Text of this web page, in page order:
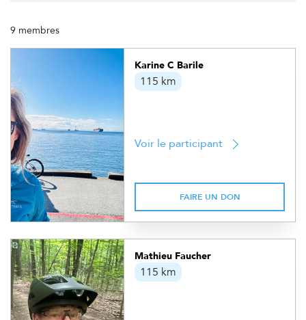
9 membres
Karine C Barile
115 km
Voir le participant
FAIRE UN DON
Mathieu Faucher
115 km